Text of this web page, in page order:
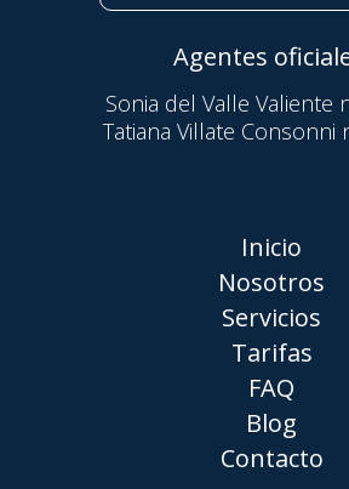
Agentes
Sonia del Valle Valiente
Tatiana Villate Consonni
Inicio
Nosotros
Servicios
Tarifas
FAQ
Blog
Contacto